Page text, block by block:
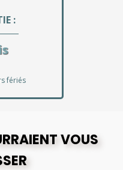
:
fériés
VOUS